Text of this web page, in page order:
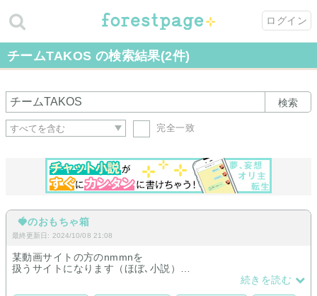
ログイン
チームTAKOS の検索結果(2件)
検索
完全一致
🍓のおもちゃ箱
最終更新日: 2024/10/08 21:08
某動画サイトの方のnmmnを
扱うサイトになります（ほぼ､小説）
続きを読む